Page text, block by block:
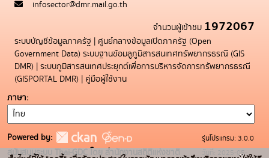
infosector@dmr.mail.go.th
จำนวนผู้เข้าชม 1972067
ระบบบัญชีข้อมูลภาครัฐ | ศูนย์กลางข้อมูลเปิดภาครัฐ (Open
Government Data) ระบบฐานข้อมลูภูมิสารสนเทศทรัพยากรธรณี (GIS
DMR) | ระบบภูมิสารสนเทศประยุกต์เพื่อการบริหารจัดการทรัพยากรธรณี
(GISPORTAL DMR) | คู่มือผู้ใช้งาน
ภาษา
Powered by:
สนับสนุนระบบ Thai-GDC โดย สำนักงานสถิติแห่งชาติ
รุ่นโปรแกรม: 3.0.0
วันที่: 2025-05-